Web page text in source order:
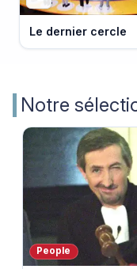
Le dernier cercle
Notre
People